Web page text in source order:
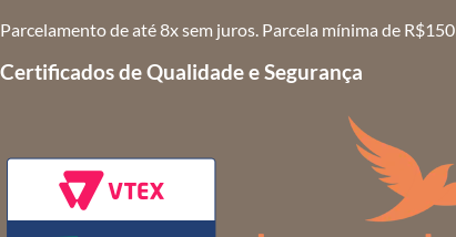
Parcelamento de até 8x sem juros. Parcela mínima de R$150
Certificados de Qualidade e Segurança